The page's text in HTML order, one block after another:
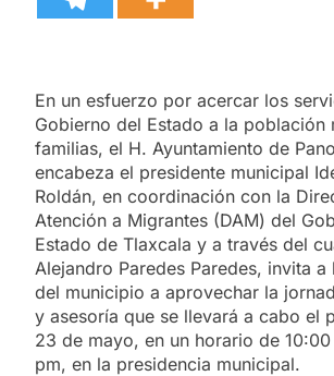
En un esfuerzo por acercar los
Gobierno del Estado a la población
familias, el H. Ayuntamiento de
encabeza el presidente municipal
Roldán, en coordinación con la
Atención a Migrantes (DAM) del
Estado de Tlaxcala y a través del
Alejandro Paredes Paredes, invita
del municipio a aprovechar la
y asesoría que se llevará a cabo el
23 de mayo, en un horario de 10:00
pm, en la presidencia municipal.